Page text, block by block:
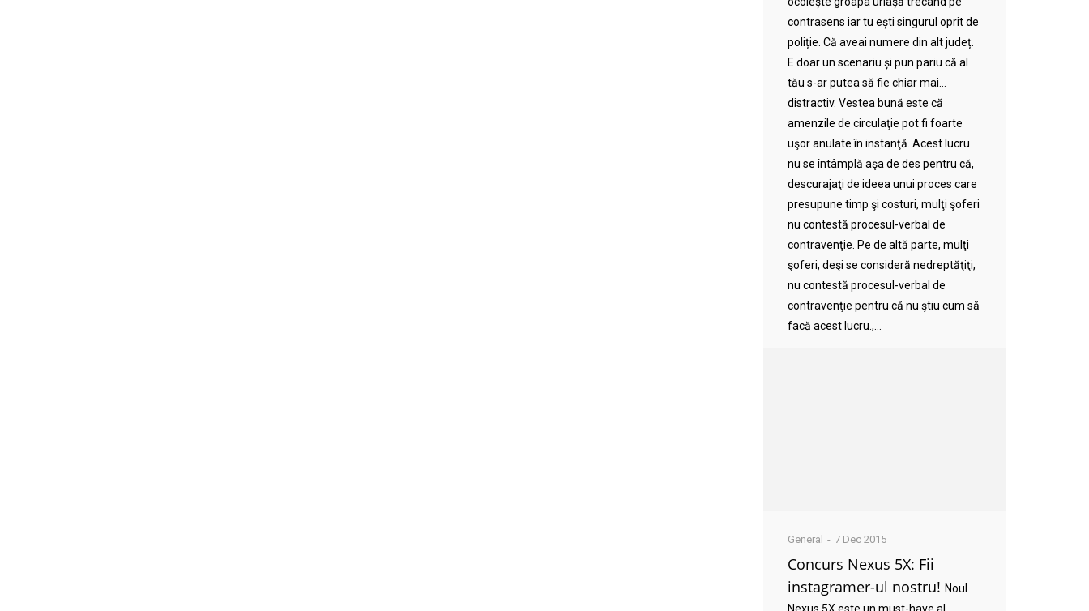
contrasens iar tu ești singurul oprit de
poliție. Că aveai numere din alt județ.
E doar un scenariu și pun pariu că al
tău s-ar putea să fie chiar mai…
distractiv. Vestea bună este că
amenzile de circulaţie pot fi foarte
uşor anulate în instanţă. Acest lucru
nu se întâmplă aşa de des pentru că,
descurajaţi de ideea unui proces care
presupune timp şi costuri, mulţi şoferi
nu contestă procesul-verbal de
contravenţie. Pe de altă parte, mulţi
şoferi, deşi se consideră nedreptăţiţi,
nu contestă procesul-verbal de
contravenţie pentru că nu ştiu cum să
facă acest lucru.,...
General 7 Dec 2015
Concurs Nexus 5X: Fii
instagramer-ul nostru! Noul